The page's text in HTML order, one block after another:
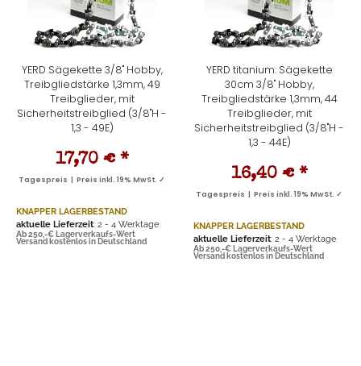
YERD Sägekette 3/8" Hobby,
Treibgliedstärke 1,3mm, 49
Treibglieder, mit
Sicherheitstreibglied (3/8"H -
1,3 - 49E)
17,70 € *
Tagespreis | Preis inkl. 19% MwSt. ✓
KNAPPER LAGERBESTAND
aktuelle Lieferzeit: 2 - 4 Werktage
Ab 250,-€ Lagerverkaufs-Wert
Versand kostenlos in Deutschland
YERD titanium: Sägekette
30cm 3/8" Hobby,
Treibgliedstärke 1,3mm, 44
Treibglieder, mit
Sicherheitstreibglied (3/8"H -
1,3 - 44E)
16,40 € *
Tagespreis | Preis inkl. 19% MwSt. ✓
KNAPPER LAGERBESTAND
aktuelle Lieferzeit: 2 - 4 Werktage
Ab 250,-€ Lagerverkaufs-Wert
Versand kostenlos in Deutschland